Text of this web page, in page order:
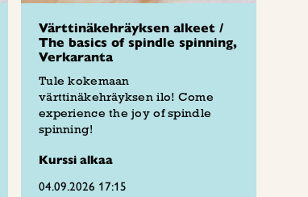
Värttinäkehräyksen alkeet /
The basics of spindle spinning,
Verkaranta
Tule kokemaan
värttinäkehräyksen ilo! Come
experience the joy of spindle
spinning!
Kurssi alkaa
04.09.2026 17:15